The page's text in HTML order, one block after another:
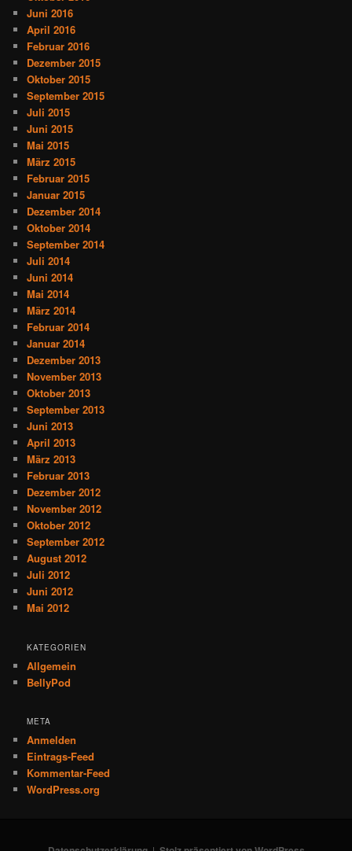
Juni 2016
April 2016
Februar 2016
Dezember 2015
Oktober 2015
September 2015
Juli 2015
Juni 2015
Mai 2015
März 2015
Februar 2015
Januar 2015
Dezember 2014
Oktober 2014
September 2014
Juli 2014
Juni 2014
Mai 2014
März 2014
Februar 2014
Januar 2014
Dezember 2013
November 2013
Oktober 2013
September 2013
Juni 2013
April 2013
März 2013
Februar 2013
Dezember 2012
November 2012
Oktober 2012
September 2012
August 2012
Juli 2012
Juni 2012
Mai 2012
KATEGORIEN
Allgemein
BellyPod
META
Anmelden
Eintrags-Feed
Kommentar-Feed
WordPress.org